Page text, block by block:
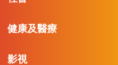
健康及醫療
影視